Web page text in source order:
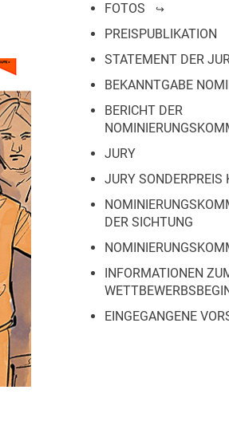
FOTOS
PREISPUBLIKATION
STATEMENT DER
BEKANNTGABE
BERICHT DER
JURY
JURY SONDERPREIS
DER SICHTUNG
INFORMATIONEN
EINGEGANGENE